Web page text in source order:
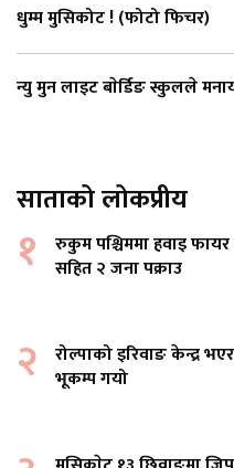
धुम्म मुसिकोट ! (फोटो फिचर)
न्यु मुन लाइट बाेर्डिङ स्कुलले
साताको लोकप्रीय
१
रुकुम पश्चिममा हवाइ
सहित २ जना पक्राउ
२
रोल्पाको इरिवाङ केन्द्र
भूकम्प गयो